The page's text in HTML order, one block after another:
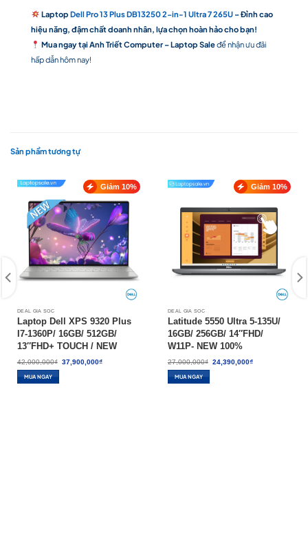
Laptop Dell Pro 13 Plus DB13250 2-in-1 Ultra 7 265U– Đỉnh cao
hiệu năng, đậm chất doanh nhân, lựa chọn hoàn hảo cho bạn!
Mua ngay tại Anh Triết Computer – Laptop Saleđể nhận ưu đãi
hấp dẫn hôm nay!
Sản phẩm tương tự
Giảm 10%
DEAL GIÁ SỐC
Laptop Dell XPS 9320 Plus
I7-1360P/ 16GB/ 512GB/
13″FHD+ TOUCH / NEW
42,000,000₫ Giá
gốc
37,900,000₫Giá
MUA NGAY
Giảm 10%
DEAL GIÁ SỐC
Latitude 5550 Ultra 5-135U/
16GB/ 256GB/ 14″FHD/
W11P- NEW 100%
27,000,000₫ Giá
gốc
24,390,000₫Giá
MUA NGAY